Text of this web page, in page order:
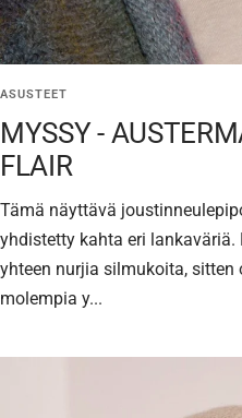
ASUSTEET
MYSSY -
FLAIR
Tämä näyttävä
yhdistetty kahta eri
yhteen nurjia silmukoita,
molempia y...